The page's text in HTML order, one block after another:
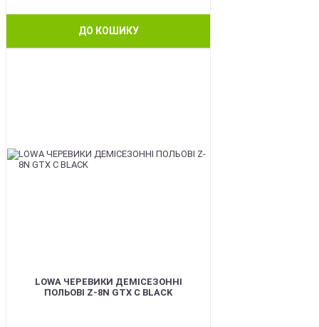
ДО КОШИКУ
LOWA ЧЕРЕВИКИ ДЕМІСЕЗОННІ
ПОЛЬОВІ Z-8N GTX C BLACK